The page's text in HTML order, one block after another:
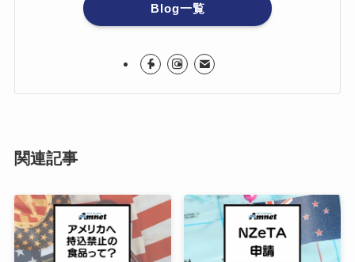
Blog一覧
関連記事